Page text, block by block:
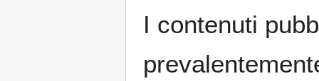
I contenuti